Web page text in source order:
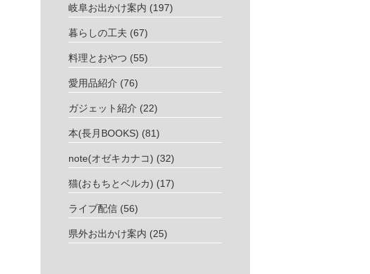
岐阜お出かけ案内 (197)
暮らしの工夫 (67)
料理とおやつ (55)
愛用品紹介 (76)
ガジェット紹介 (22)
本(長月BOOKS) (81)
note(オゼキカナコ) (32)
猫(おもちとベルカ) (17)
ライブ配信 (56)
県外お出かけ案内 (25)